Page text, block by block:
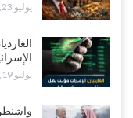
وتلميحات إماراتية إلى
مع اختفاء وزيرة
تعصف بحكومة عدن..!
يوليو 23, 2026
يوليو 19, 2026